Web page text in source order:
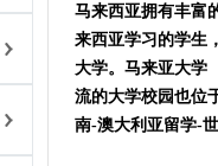
马来西亚拥有丰富
来西亚学习的学生
大学。马来亚大学
流的大学校园也位
南-澳大利亚留学-